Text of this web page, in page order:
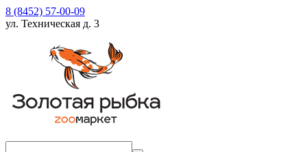
8 (8452) 57-00-09
ул. Техническая д. 3